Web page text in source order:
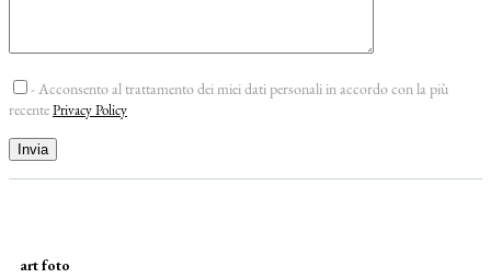
- Acconsento al trattamento dei miei dati personali in accordo con la più
recentePrivacy Policy
art foto